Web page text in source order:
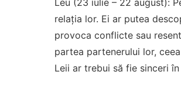
Leu (23 iulie – 22 august):
relația lor. Ei ar putea
provoca conflicte sau
partea partenerului lor,
Leii ar trebui să fie sinceri